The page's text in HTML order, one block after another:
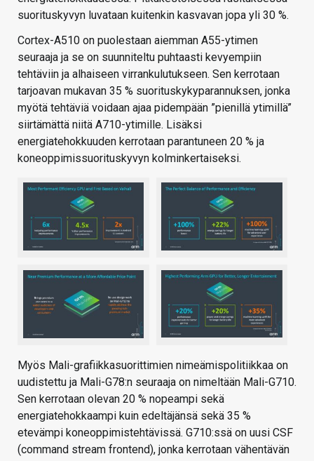
suorituskyvyn luvataan kuitenkin kasvavan jopa yli 30 %.
Cortex-A510 on puolestaan aiemman A55-ytimen
seuraaja ja se on suunniteltu puhtaasti kevyempiin
tehtäviin ja alhaiseen virrankulutukseen. Sen kerrotaan
tarjoavan mukavan 35 % suorituskykyparannuksen, jonka
myötä tehtäviä voidaan ajaa pidempään ”pienillä ytimillä”
siirtämättä niitä A710-ytimille. Lisäksi
energiatehokkuuden kerrotaan parantuneen 20 % ja
koneoppimissuorituskyvyn kolminkertaiseksi.
Myös Mali-grafiikkasuorittimien nimeämispolitiikkaa on
uudistettu ja Mali-G78:n seuraaja on nimeltään Mali-G710.
Sen kerrotaan olevan 20 % nopeampi sekä
energiatehokkaampi kuin edeltäjänsä sekä 35 %
etevämpi koneoppimistehtävissä. G710:ssä on uusi CSF
(command stream frontend), jonka kerrotaan vähentävän